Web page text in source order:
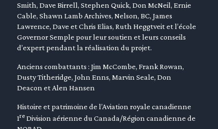
Smith, Dave Birrell, Stephen Quick, Don McNeil, Ernie
Cable, Shawn Lamb Archives, Nelson, BC, James
Lawrence, Dave et Chris Elias, Ruth Heggtveit et l’école
Governor Semple pour leur soutien et leurs conseils
d’expert pendant la réalisation du projet.
Anciens combattants : Jim McCombe, Frank Rowan,
Dusty Titheridge, John Enns, Marvin Seale, Don
Deacon et Alen Hansen
Histoire et patrimoine de l’Aviation royale canadienne
1re Division aérienne du Canada/Région canadienne de